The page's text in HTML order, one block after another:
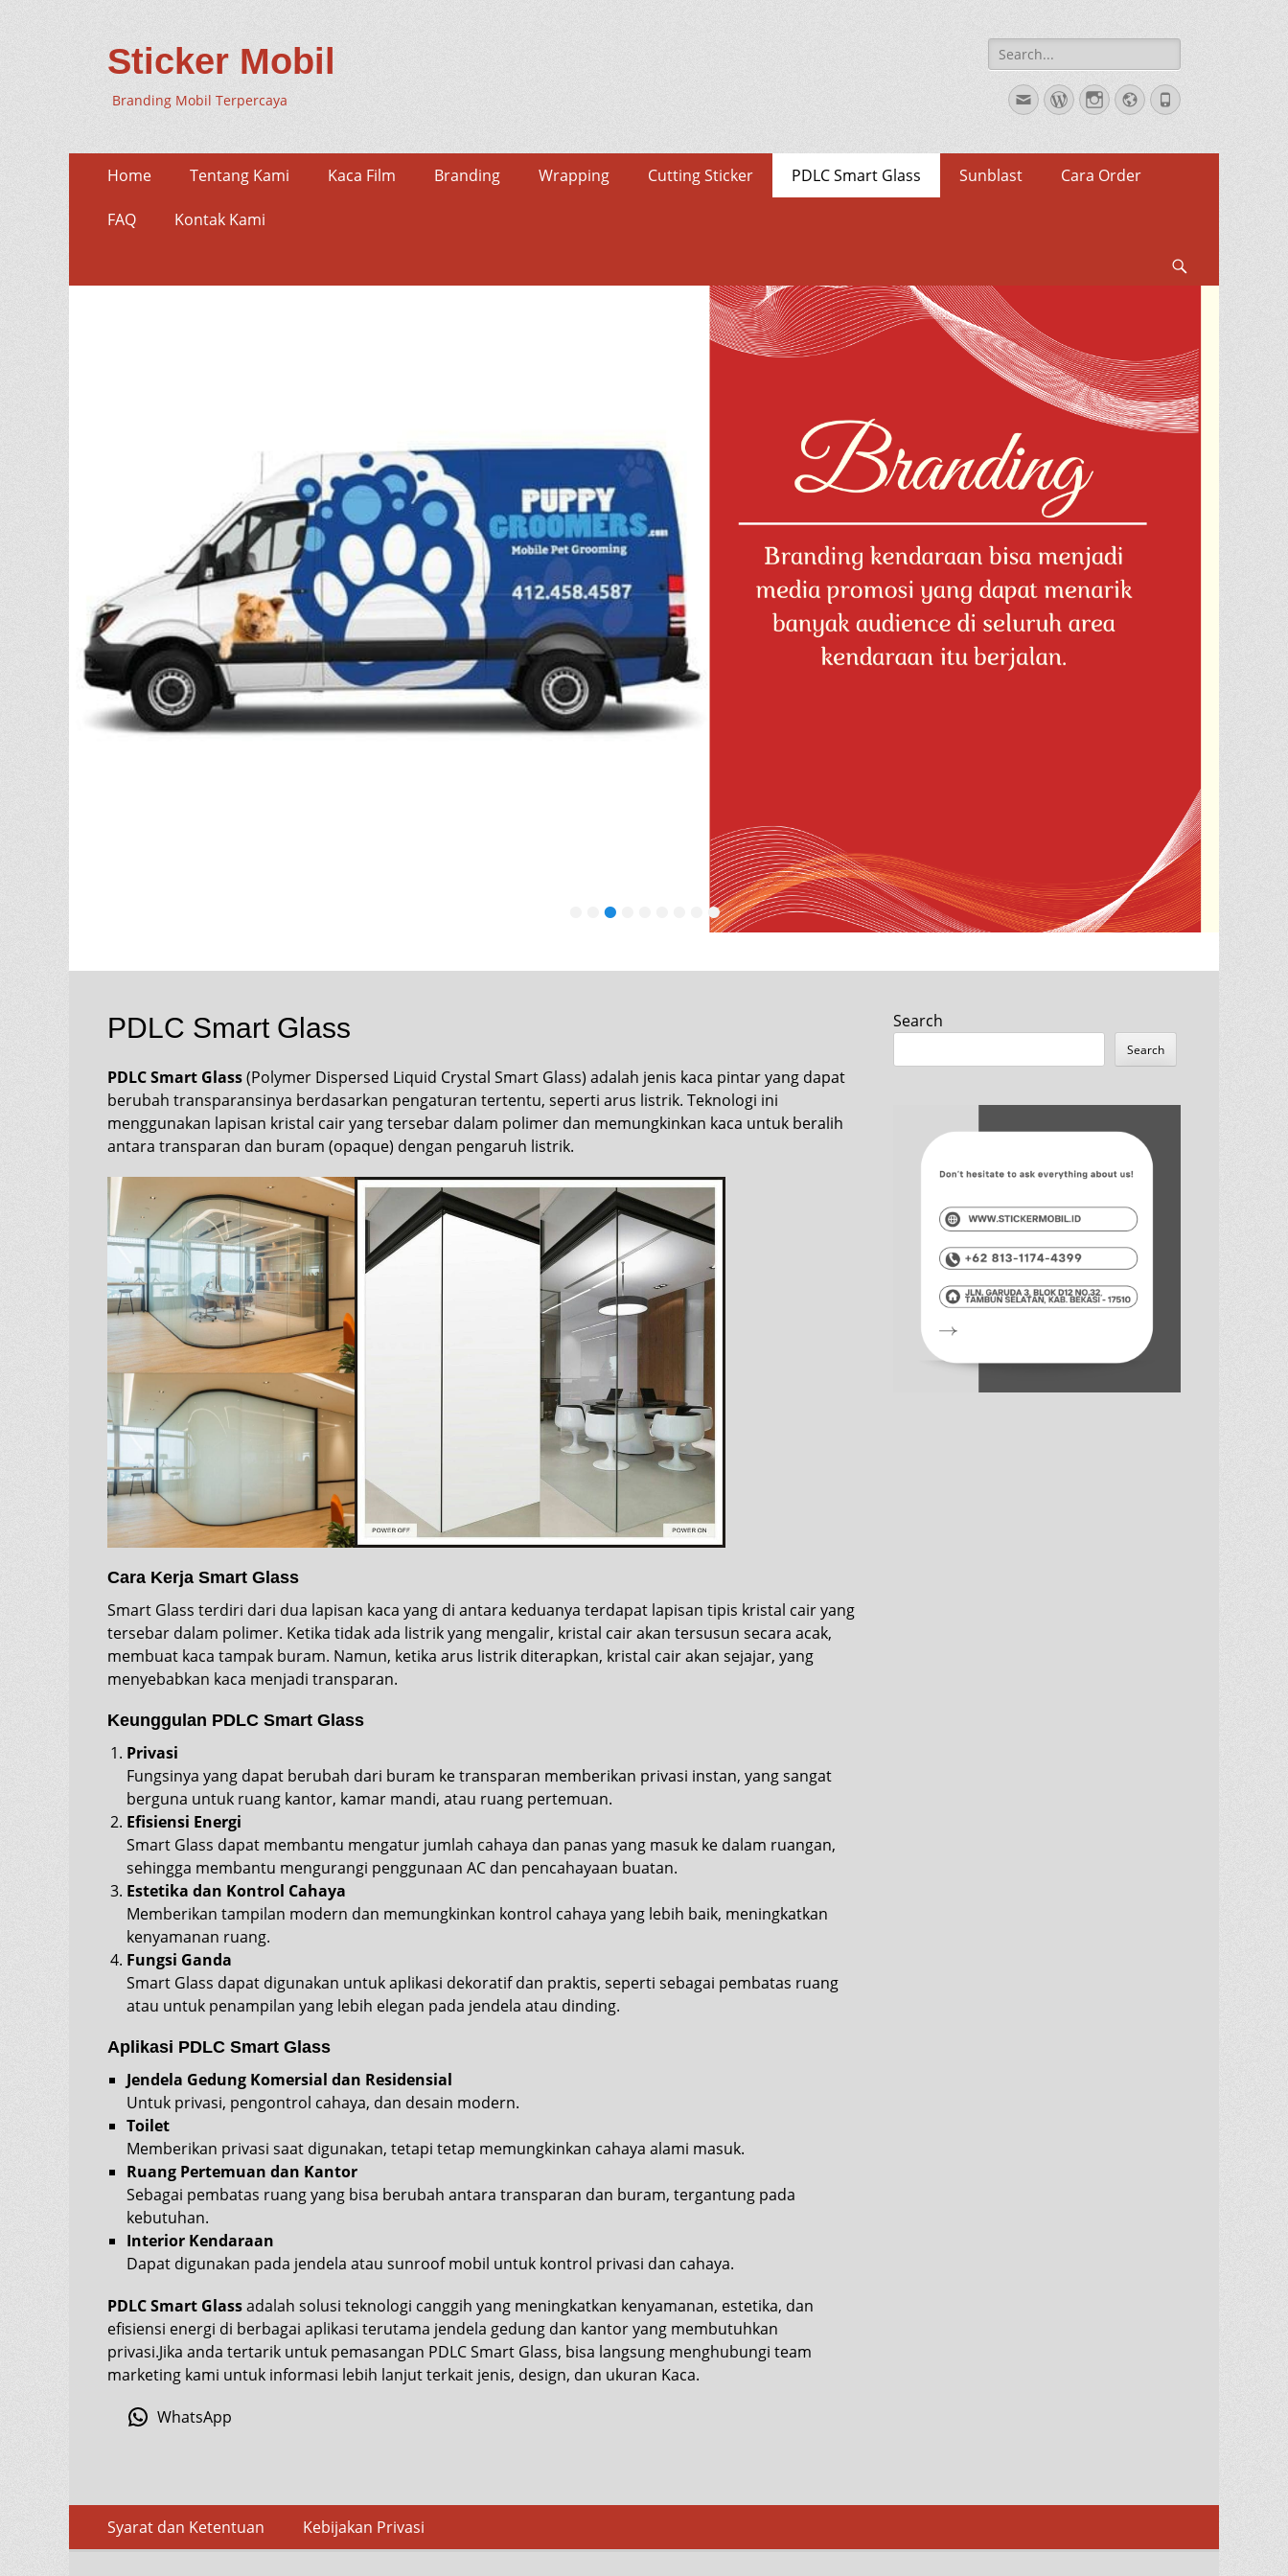
Sticker Mobil
Branding Mobil Terpercaya
Search
for:
EmailWordPress
Instagram
WebsitePhone
Primary
content
Home Tentang Kami Kaca Film Branding Wrapping Cutting Sticker PDLC Smart Glass Sunblast Cara Order
FAQ Kontak Kami
• •
PDLC Smart Glass
PDLC Smart Glass(Polymer Dispersed Liquid Crystal Smart Glass) adalah jenis kaca pintar yang dapat
berubah transparansinya berdasarkan pengaturan tertentu, seperti arus listrik. Teknologi ini
menggunakan lapisan kristal cair yang tersebar dalam polimer dan memungkinkan kaca untuk beralih
antara transparan dan buram (opaque) dengan pengaruh listrik.
Cara Kerja Smart Glass
Smart Glass terdiri dari dua lapisan kaca yang di antara keduanya terdapat lapisan tipis kristal cair yang
tersebar dalam polimer. Ketika tidak ada listrik yang mengalir, kristal cair akan tersusun secara acak,
membuat kaca tampak buram. Namun, ketika arus listrik diterapkan, kristal cair akan sejajar, yang
menyebabkan kaca menjadi transparan.
Keunggulan PDLC Smart Glass
Privasi
Fungsinya yang dapat berubah dari buram ke transparan memberikan privasi instan, yang sangat
berguna untuk ruang kantor, kamar mandi, atau ruang pertemuan.
Efisiensi Energi
Smart Glass dapat membantu mengatur jumlah cahaya dan panas yang masuk ke dalam ruangan,
sehingga membantu mengurangi penggunaan AC dan pencahayaan buatan.
Estetika dan Kontrol Cahaya
Memberikan tampilan modern dan memungkinkan kontrol cahaya yang lebih baik, meningkatkan
kenyamanan ruang.
Fungsi Ganda
Smart Glass dapat digunakan untuk aplikasi dekoratif dan praktis, seperti sebagai pembatas ruang
atau untuk penampilan yang lebih elegan pada jendela atau dinding.
Aplikasi PDLC Smart Glass
Jendela Gedung Komersial dan Residensial
Untuk privasi, pengontrol cahaya, dan desain modern.
Toilet
Memberikan privasi saat digunakan, tetapi tetap memungkinkan cahaya alami masuk.
Ruang Pertemuan dan Kantor
Sebagai pembatas ruang yang bisa berubah antara transparan dan buram, tergantung pada
kebutuhan.
Interior Kendaraan
Dapat digunakan pada jendela atau sunroof mobil untuk kontrol privasi dan cahaya.
PDLC Smart Glassadalah solusi teknologi canggih yang meningkatkan kenyamanan, estetika, dan
efisiensi energi di berbagai aplikasi terutama jendela gedung dan kantor yang membutuhkan
privasi.Jika anda tertarik untuk pemasangan PDLC Smart Glass, bisa langsung menghubungi team
marketing kami untuk informasi lebih lanjut terkait jenis, design, dan ukuran Kaca.
WhatsApp
Search
Search
Footer
Menu
Syarat dan Ketentuan Kebijakan Privasi